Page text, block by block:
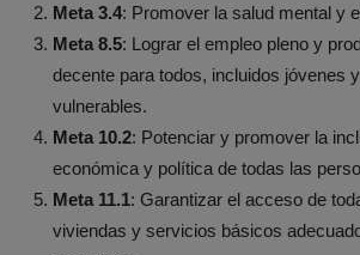
Meta 3.4: Promover la salud mental y
Meta 8.5: Lograr el empleo pleno y
decente para todos, incluidos jóvenes
vulnerables.
Meta 10.2: Potenciar y promover la
económica y política de todas las
Meta 11.1: Garantizar el acceso de
viviendas y servicios básicos